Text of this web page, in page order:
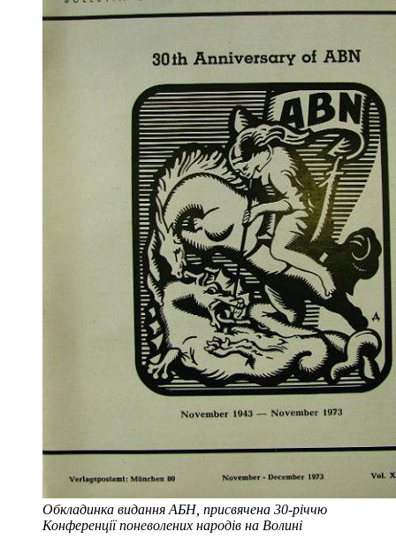
Обкладинка видання АБН, присвячена 30-річчю
Конференції поневолених народів на Волині